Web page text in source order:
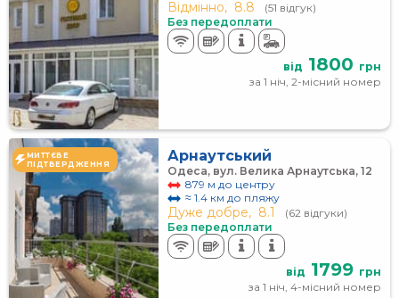
Відмінно, 8.8
(51 відгук)
Без передоплати
від 1800 грн
за 1 ніч, 2-місний номер
МИТТЄВЕ
ПІДТВЕРДЖЕННЯ
Арнаутський
Одеса, вул. Велика Арнаутська, 12
879 м до центру
≈ 1.4 км до пляжу
Дуже добре, 8.1
(62 відгуки)
Без передоплати
від 1799 грн
за 1 ніч, 4-місний номер